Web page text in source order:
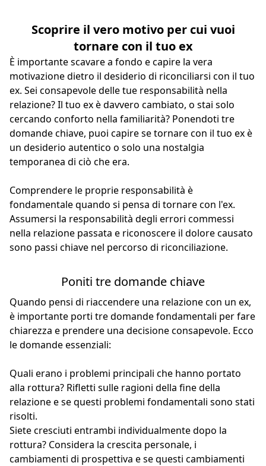
Scoprire il vero motivo per cui vuoi
tornare con il tuo ex
È importante scavare a fondo e capire la vera
motivazione dietro il desiderio di riconciliarsi con il tuo
ex. Sei consapevole delle tue responsabilità nella
relazione? Il tuo ex è davvero cambiato, o stai solo
cercando conforto nella familiarità? Ponendoti tre
domande chiave, puoi capire se tornare con il tuo ex è
un desiderio autentico o solo una nostalgia
temporanea di ciò che era.
Comprendere le proprie responsabilità è
fondamentale quando si pensa di tornare con l'ex.
Assumersi la responsabilità degli errori commessi
nella relazione passata e riconoscere il dolore causato
sono passi chiave nel percorso di riconciliazione.
Poniti tre domande chiave
Quando pensi di riaccendere una relazione con un ex,
è importante porti tre domande fondamentali per fare
chiarezza e prendere una decisione consapevole. Ecco
le domande essenziali:
Quali erano i problemi principali che hanno portato
alla rottura? Rifletti sulle ragioni della fine della
relazione e se questi problemi fondamentali sono stati
risolti.
Siete cresciuti entrambi individualmente dopo la
rottura? Considera la crescita personale, i
cambiamenti di prospettiva e se questi cambiamenti